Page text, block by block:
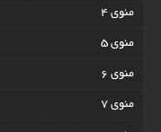
منوی 4
منوی 5
منوی 6
منوی 7